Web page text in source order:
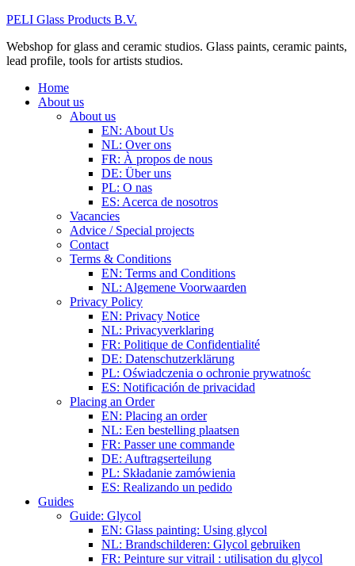
PELI Glass Products B.V.
Webshop for glass and ceramic studios. Glass paints, ceramic paints,
lead profile, tools for artists studios.
Home
About us
About us
EN: About Us
NL: Over ons
FR: À propos de nous
DE: Über uns
PL: O nas
ES: Acerca de nosotros
Vacancies
Advice / Special projects
Contact
Terms & Conditions
EN: Terms and Conditions
NL: Algemene Voorwaarden
Privacy Policy
EN: Privacy Notice
NL: Privacyverklaring
FR: Politique de Confidentialité
DE: Datenschutzerklärung
PL: Oświadczenia o ochronie prywatnośc
ES: Notificación de privacidad
Placing an Order
EN: Placing an order
NL: Een bestelling plaatsen
FR: Passer une commande
DE: Auftragserteilung
PL: Składanie zamówienia
ES: Realizando un pedido
Guides
Guide: Glycol
EN: Glass painting: Using glycol
NL: Brandschilderen: Glycol gebruiken
FR: Peinture sur vitrail : utilisation du glycol